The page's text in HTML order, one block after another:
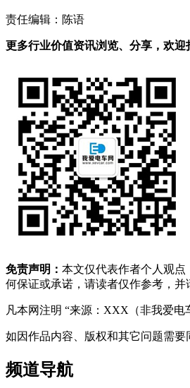
责任编辑：陈语
更多行业价值资讯浏览、分享，欢迎
免责声明： 本文仅代表作者个人观
何保证或承诺，请读者仅作参考，并
凡本网注明 “来源：XXX（非我爱
如因作品内容、版权和其它问题需要
频道导航